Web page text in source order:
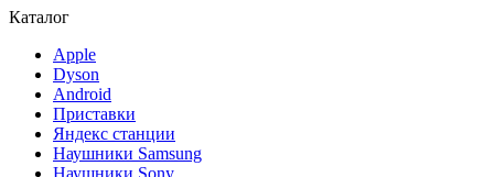
Каталог
Apple
Dyson
Android
Приставки
Яндекс станции
Наушники Samsung
Наушники Sony